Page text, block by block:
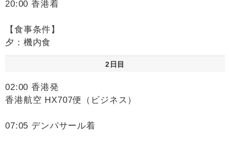
20:00 香港着
【食事条件】
夕：機内食
2日目
02:00 香港発
香港航空 HX707便（ビジネス）
07:05 デンパサール着